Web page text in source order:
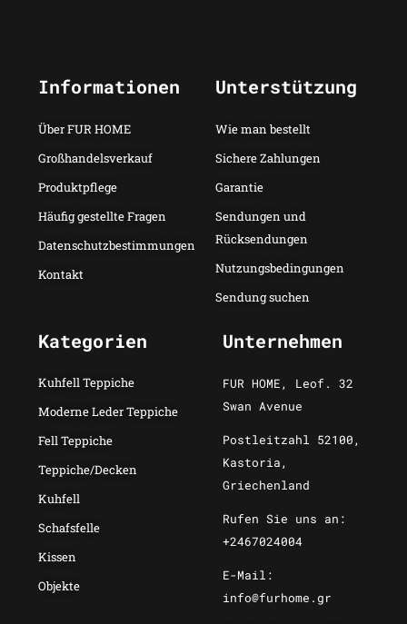
Informationen
Über FUR HOME
Großhandelsverkauf
Produktpflege
Häufig gestellte Fragen
Datenschutzbestimmungen
Kontakt
Unterstützung
Wie man bestellt
Sichere Zahlungen
Garantie
Sendungen und
Rücksendungen
Nutzungsbedingungen
Sendung suchen
Kategorien
Kuhfell Teppiche
Moderne Leder Teppiche
Fell Teppiche
Teppiche/Decken
Kuhfell
Schafsfelle
Kissen
Objekte
Unternehmen
FUR HOME, Leof. 32
Swan Avenue
Postleitzahl 52100,
Kastoria,
Griechenland
Rufen Sie uns an:
+2467024004
E-Mail:
info@furhome.gr